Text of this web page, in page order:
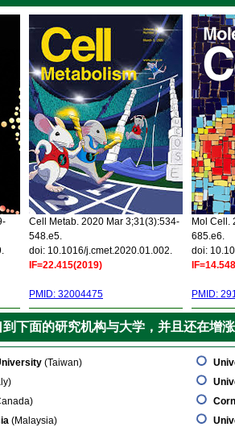
Cell Metab. 2020 Mar 3;31(3):534-
548.e5.
doi: 10.1016/j.cmet.2020.01.002.
IF=22.415(2019)
PMID: 32004475
Mol Cell.
685.e6.
doi:
PMID:
下面的研究机构与大学，并且还在增涨
(Taiwan)
(Malaysia)